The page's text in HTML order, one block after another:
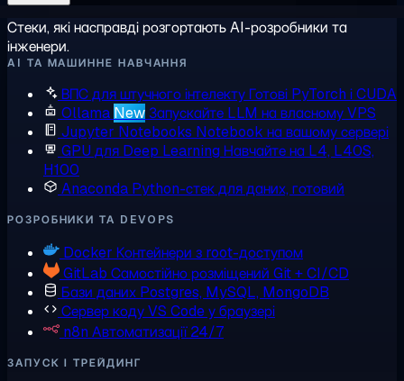
Стеки, які насправді розгортають AI-розробники та
інженери.
AI ТА МАШИННЕ НАВЧАННЯ
ВПС для штучного інтелектуГотові PyTorch і CUDA
Ollama NewЗапускайте LLM на власному VPS
Jupyter Notebooks Notebook на вашому сервері
GPU для Deep Learning Навчайте на L4, L40S,
H100
Anaconda Python-стек для даних, готовий
РОЗРОБНИКИ ТА DEVOPS
Docker Контейнери з root-доступом
GitLab Самостійно розміщений Git + CI/CD
Бази даних Postgres, MySQL, MongoDB
Сервер кодуVS Code у браузері
n8n Автоматизації 24/7
ЗАПУСК І ТРЕЙДИНГ